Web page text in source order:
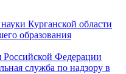
Курганской области
образования
Федерации
служба по надзору в